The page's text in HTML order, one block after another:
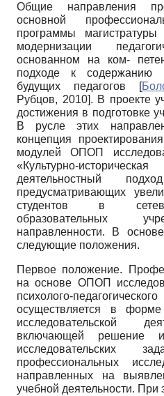
Общие направления
основной
программы
модернизации
основанном на ком-
подходе к содержанию
будущих педагогов
[
Рубцов, 2010]. В проекте
достижения в подготовке
В русле этих
концепция
модулей ОПОП
«Культурно-
деятельностный
предусматривающих
студентов в
образовательных
направленности. В
следующие положения.
Первое положение.
на основе ОПОП
психолого-
осуществляется в форме
исследовательской
включающей решение
исследовательских
профессиональных
направленных на
учебной деятельности. При